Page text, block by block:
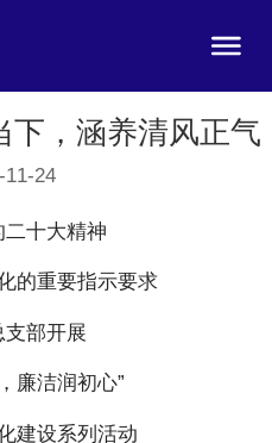
下，涵养清风正气
11-24
二十大精神
的重要指示要求
支部开展
廉洁润初心”
建设系列活动